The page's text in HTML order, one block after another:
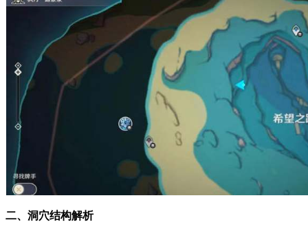
二、洞穴结构解析